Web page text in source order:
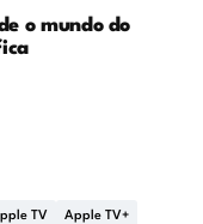
o mundo do
TV Apple TV+